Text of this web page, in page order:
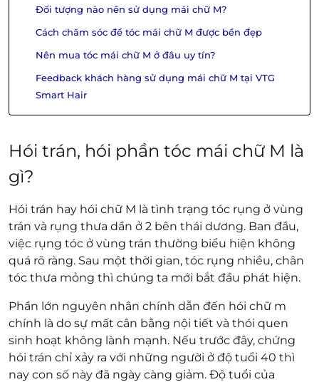
Đối tượng nào nên sử dụng mái chữ M?
Cách chăm sóc để tóc mái chữ M được bền đẹp
Nên mua tóc mái chữ M ở đâu uy tín?
Feedback khách hàng sử dụng mái chữ M tại VTG
Smart Hair
Hói trán, hói phần tóc mái chữ M là
gì?
Hói trán hay hói chữ M là tình trạng tóc rụng ở vùng
trán và rụng thưa dần ở 2 bên thái dương. Ban đầu,
việc rụng tóc ở vùng trán thường biểu hiện không
quá rõ ràng. Sau một thời gian, tóc rụng nhiều, chân
tóc thưa mỏng thì chúng ta mới bắt đầu phát hiện.
Phần lớn nguyên nhân chính dẫn đến hói chữ m
chính là do sự mất cân bằng nội tiết và thói quen
sinh hoạt không lành mạnh. Nếu trước đây, chứng
hói trán chỉ xảy ra với những người ở độ tuổi 40 thì
nay con số này đã ngày càng giảm. Độ tuổi của